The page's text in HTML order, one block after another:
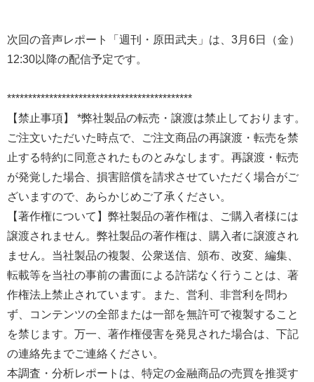
次回の音声レポート「週刊・原田武夫」は、3月6日（金）
12:30以降の配信予定です。
********************************************
【禁止事項】 *弊社製品の転売・譲渡は禁止しております。
ご注文いただいた時点で、ご注文商品の再譲渡・転売を禁
止する特約に同意されたものとみなします。再譲渡・転売
が発覚した場合、損害賠償を請求させていただく場合がご
ざいますので、あらかじめご了承ください。
【著作権について】弊社製品の著作権は、ご購入者様には
譲渡されません。弊社製品の著作権は、購入者に譲渡され
ません。当社製品の複製、公衆送信、頒布、改変、編集、
転載等を当社の事前の書面による許諾なく行うことは、著
作権法上禁止されています。また、営利、非営利を問わ
ず、コンテンツの全部または一部を無許可で複製すること
を禁じます。万一、著作権侵害を発見された場合は、下記
の連絡先までご連絡ください。
本調査・分析レポートは、特定の金融商品の売買を推奨す